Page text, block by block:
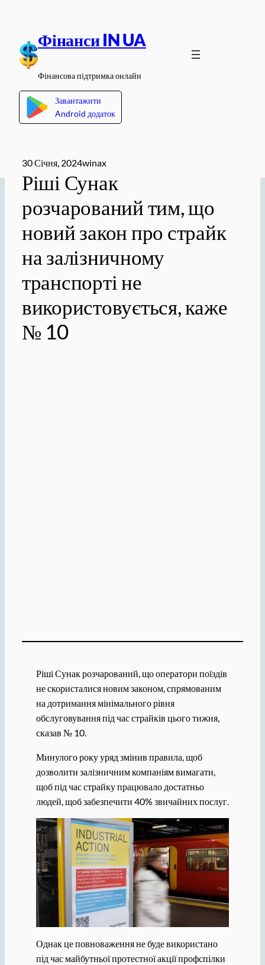
вмісту
Фінанси IN UA
Фінансова підтримка онлайн
Завантажити
Android додаток
30 Січня, 2024winax
Ріші Сунак
розчарований тим, що
новий закон про страйк
на залізничному
транспорті не
використовується, каже
№ 10
Ріші Сунак розчарований, що оператори поїздів
не скористалися новим законом, спрямованим
на дотримання мінімального рівня
обслуговування під час страйків цього тижня,
сказав № 10.
Минулого року уряд змінив правила, щоб
дозволити залізничним компаніям вимагати,
щоб під час страйку працювало достатньо
людей, щоб забезпечити 40% звичайних послуг.
Однак це повноваження не буде використано
під час майбутньої протестної акції профспілки